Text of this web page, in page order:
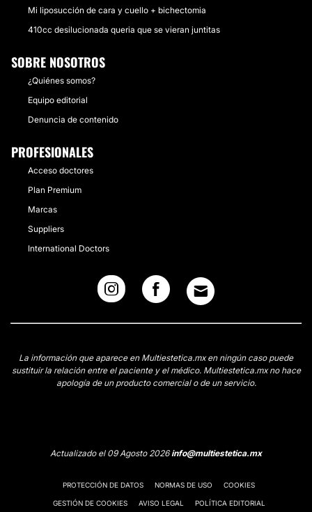
Mi liposucción de cara y cuello + bichectomia
410cc desilucionada queria que se vieran juntitas
SOBRE NOSOTROS
¿Quiénes somos?
Equipo editorial
Denuncia de contenido
PROFESIONALES
Acceso doctores
Plan Premium
Marcas
Suppliers
International Doctors
La información que aparece en Multiestetica.mx en ningún caso puede
sustituir la relación entre el paciente y el médico. Multiestetica.mx no hace
apología de un producto comercial o de un servicio.
Actualizado el 09 Agosto 2026info@multiestetica.mx
PROTECCIÓN DE DATOS NORMAS DE USO COOKIES
GESTIÓN DE COOKIES AVISO LEGAL POLÍTICA EDITORIAL